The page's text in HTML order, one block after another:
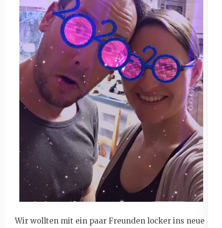
Wir wollten mit ein paar Freunden locker ins neue